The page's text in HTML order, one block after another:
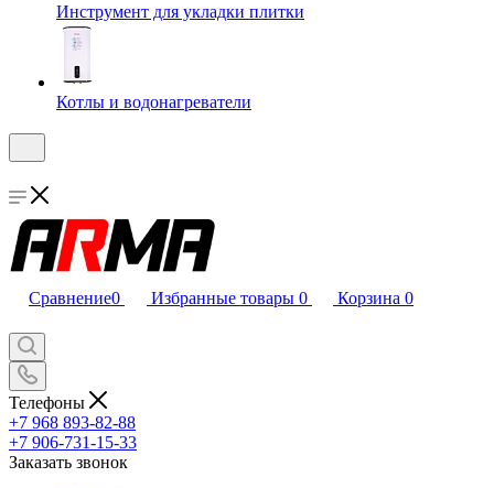
Инструмент для укладки плитки
Котлы и водонагреватели
Сравнение0 Избранные товары 0 Корзина 0
Телефоны
+7 968 893-82-88
+7 906-731-15-33
Заказать звонок